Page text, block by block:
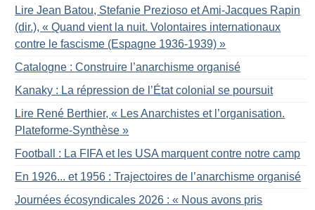
Lire Jean Batou, Stefanie Prezioso et Ami-Jacques Rapin
(dir.), « Quand vient la nuit. Volontaires internationaux
contre le fascisme (Espagne 1936-1939) »
Catalogne : Construire l’anarchisme organisé
Kanaky : La répression de l’État colonial se poursuit
Lire René Berthier, « Les Anarchistes et l’organisation.
Plateforme-Synthèse »
Football : La FIFA et les USA marquent contre notre camp
En 1926... et 1956 : Trajectoires de l’anarchisme organisé
Journées écosyndicales 2026 : « Nous avons pris